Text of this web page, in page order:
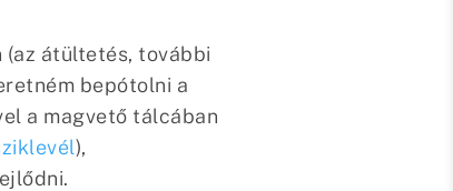
átültetés, további
bepótolni a
a magvető tálcában
),